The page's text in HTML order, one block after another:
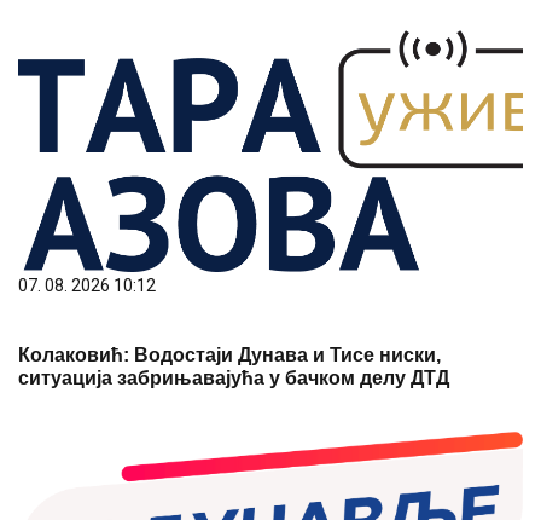
07. 08. 2026 10:12
Колаковић: Водостаји Дунава и Тисе ниски,
ситуација забрињавајућа у бачком делу ДТД